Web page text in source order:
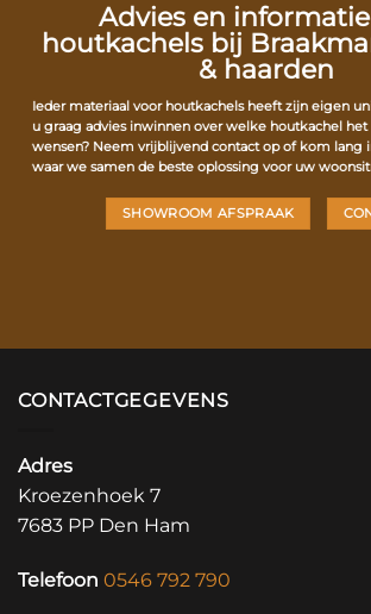
Advies en
houtkachels bij
& haarden
Ieder materiaal voor houtkachels heeft zijn eigen
u graag advies inwinnen over welke houtkachel het
wensen? Neem vrijblijvend contact op of kom lang
waar we samen de beste oplossing voor uw
SHOWROOM AFSPRAAK
CONTACTGEGEVENS
Adres
Kroezenhoek 7
7683 PP Den Ham
Telefoon 0546 792 790